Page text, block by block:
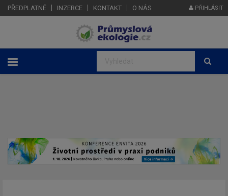
PŘEDPLATNÉ INZERCE KONTAKT O NÁS PŘIHLÁSIT